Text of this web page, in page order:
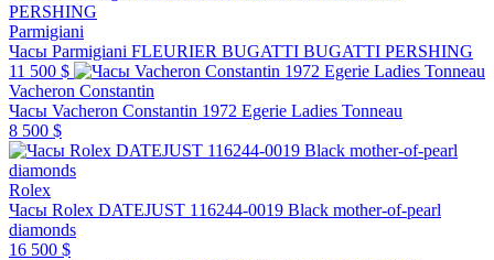
Parmigiani
Часы Parmigiani FLEURIER BUGATTI BUGATTI PERSHING
11 500 $
Vacheron Constantin
Часы Vacheron Constantin 1972 Egerie Ladies Tonneau
8 500 $
Rolex
Часы Rolex DATEJUST 116244-0019 Black mother-of-pearl
diamonds
16 500 $